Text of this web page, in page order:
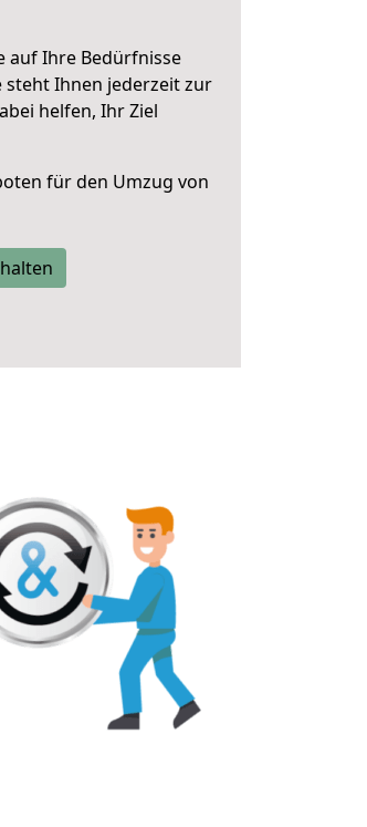
auf Ihre Bedürfnisse
Ihnen jederzeit zur
helfen, Ihr Ziel
für den Umzug von